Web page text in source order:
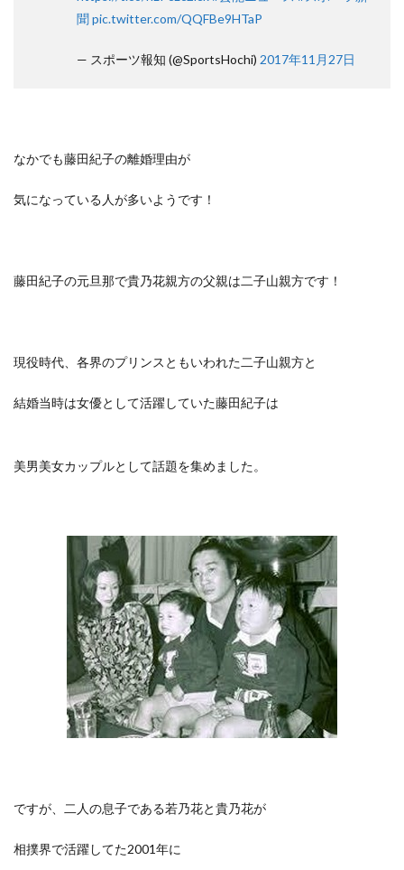
聞pic.twitter.com/QQFBe9HTaP
— スポーツ報知 (@SportsHochi) 2017年11月27日
なかでも藤田紀子の離婚理由が
気になっている人が多いようです！
藤田紀子の元旦那で貴乃花親方の父親は二子山親方です！
現役時代、各界のプリンスともいわれた二子山親方と
結婚当時は女優として活躍していた藤田紀子は
美男美女カップルとして話題を集めました。
ですが、二人の息子である若乃花と貴乃花が
相撲界で活躍してた2001年に